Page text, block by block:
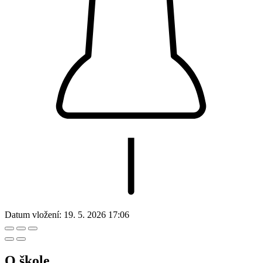
Datum vložení: 19. 5. 2026 17:06